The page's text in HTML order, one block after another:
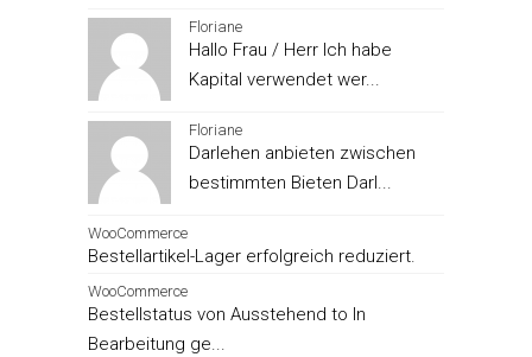
Floriane
Hallo Frau / Herr Ich habe
Kapital verwendet wer...
Floriane
Darlehen anbieten zwischen
bestimmten Bieten Darl...
WooCommerce
Bestellartikel-Lager erfolgreich reduziert.
WooCommerce
Bestellstatus von Ausstehend to In
Bearbeitung ge...